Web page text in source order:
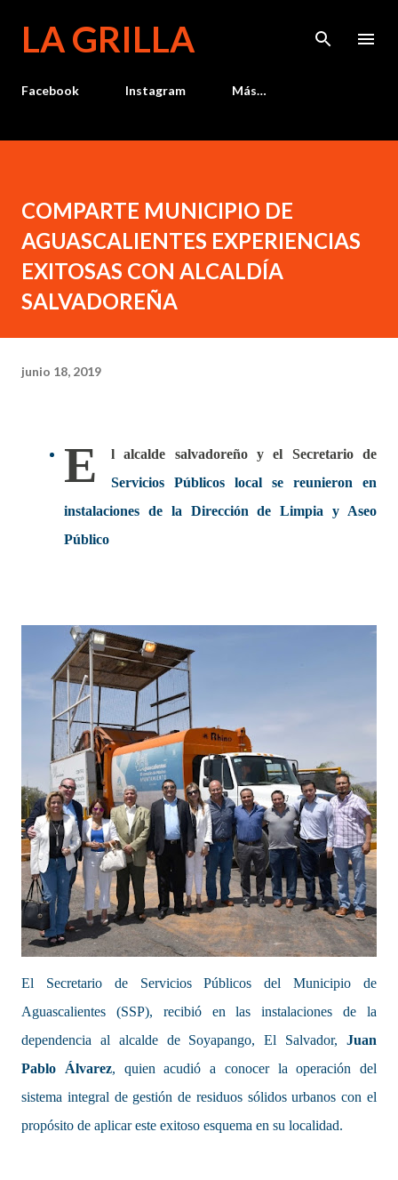
LA GRILLA
Facebook Instagram Más…
COMPARTE MUNICIPIO DE
AGUASCALIENTES EXPERIENCIAS
EXITOSAS CON ALCALDÍA
SALVADOREÑA
junio 18, 2019
E
l alcalde salvadoreño y el Secretario de
Servicios Públicos local se reunieron en
instalaciones de la Dirección de Limpia y Aseo
Público
El Secretario de Servicios Públicos del Municipio de
Aguascalientes (SSP), recibió en las instalaciones de la
dependencia al alcalde de Soyapango, El Salvador, Juan
Pablo Álvarez, quien acudió a conocer la operación del
sistema integral de gestión de residuos sólidos urbanos con el
propósito de aplicar este exitoso esquema en su localidad.